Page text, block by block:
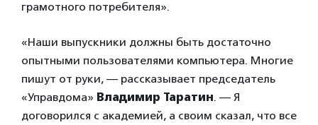
грамотного потребителя».
«Наши выпускники должны быть достаточно
опытными пользователями компьютера. Многие
пишут от руки, — рассказывает председатель
«Управдома» Владимир Таратин. — Я
договорился с академией, а своим сказал, что все